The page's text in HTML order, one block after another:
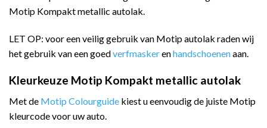
Motip Kompakt metallic autolak.
LET OP: voor een veilig gebruik van Motip autolak raden wij
het gebruik van een goedverfmaskerenhandschoenenaan.
Kleurkeuze Motip Kompakt metallic autolak
Met de Motip Colourguide kiest u eenvoudig de juiste Motip
kleurcode voor uw auto.